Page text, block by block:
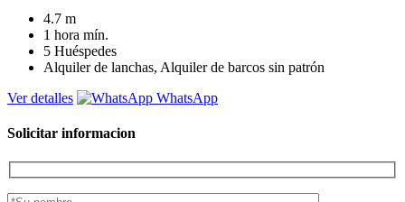
4.7 m
1 hora mín.
5 Huéspedes
Alquiler de lanchas, Alquiler de barcos sin patrón
Ver detalles
WhatsApp
Solicitar informacion